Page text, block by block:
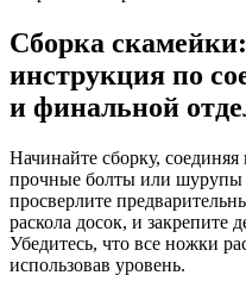
Сборка
инструкция по
и финальной
Начинайте сборку,
прочные болты или шурупы
просверлите
раскола досок, и
Убедитесь, что все ножки
использовав уровень.